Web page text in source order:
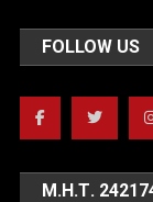
FOLLOW US
Μ.Η.Τ.